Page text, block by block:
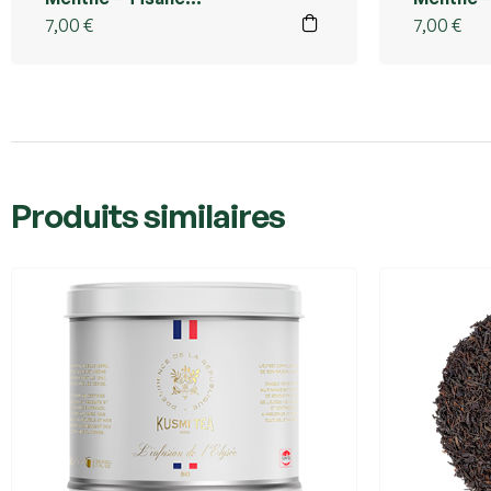
Rafraîchissante Sans
7,00 €
Sans
7,00 €
Produits similaires